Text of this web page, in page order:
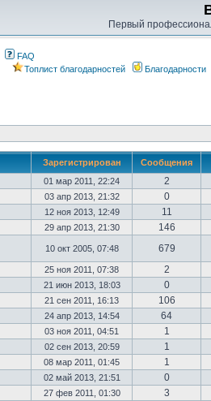
Первый
FAQ
Топлист благодарностей
Благодарности
Зарегистрирован Сообщения
01 мар 2011, 22:24
2
03 апр 2013, 21:32
0
12 ноя 2013, 12:49
11
29 апр 2013, 21:30
146
10 окт 2005, 07:48
679
25 ноя 2011, 07:38
2
21 июн 2013, 18:03
0
21 сен 2011, 16:13
106
24 апр 2013, 14:54
64
03 ноя 2011, 04:51
1
02 сен 2013, 20:59
1
08 мар 2011, 01:45
1
02 май 2013, 21:51
0
27 фев 2011, 01:30
3